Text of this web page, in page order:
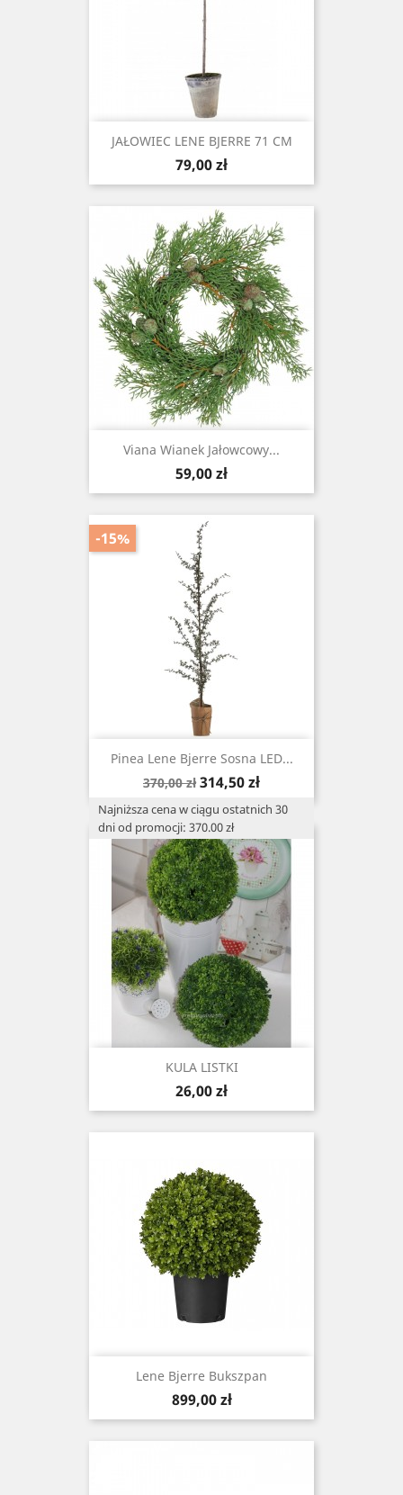
JAŁOWIEC LENE BJERRE 71 CM
Cena
79,00 zł
Viana Wianek Jałowcowy...
Cena
59,00 zł
Pinea Lene Bjerre Sosna LED...
Cena
370,00 zł Cena
314,50 zł
Najniższa cena w ciągu ostatnich 30
dni od promocji: 370.00 zł
-15%
KULA LISTKI
Cena
26,00 zł
Lene Bjerre Bukszpan
Cena
899,00 zł